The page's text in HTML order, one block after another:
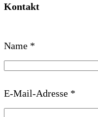
Kontakt
t
t
e
Name *
E-Mail-Adresse *